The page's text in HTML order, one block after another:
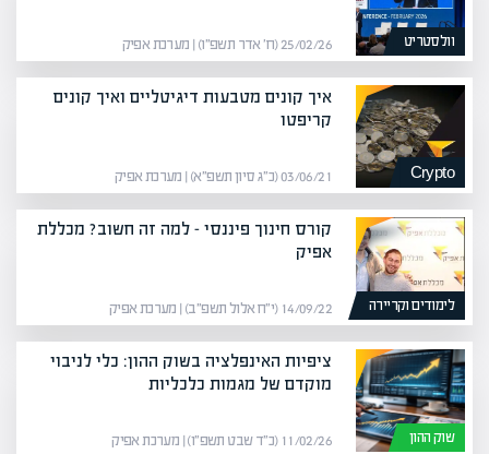
וולסטריט 25/02/26 (ח׳ אדר תשפ״ו) | מערכת אפיק
Crypto
איך קונים מטבעות דיגיטליים ואיך קונים
קריפטו
03/06/21 (כ״ג סיון תשפ״א) | מערכת אפיק
לימודים וקריירה
קורס חינוך פיננסי – למה זה חשוב? מכללת
אפיק
14/09/22 (י״ח אלול תשפ״ב) | מערכת אפיק
שוק ההון
ציפיות האינפלציה בשוק ההון: כלי לניבוי
מוקדם של מגמות כלכליות
11/02/26 (כ״ד שבט תשפ״ו) | מערכת אפיק